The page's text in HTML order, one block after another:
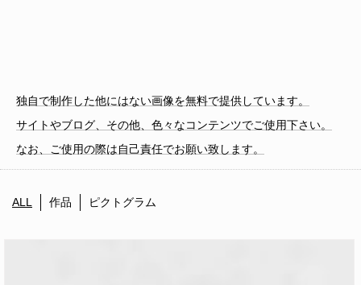
独自で制作した他にはない画像を無料で提供しています。
サイトやブログ、その他、色々なコンテンツでご使用下さい。
なお、ご使用の際は自己責任でお願い致します。
ALL 作品 ピクトグラム